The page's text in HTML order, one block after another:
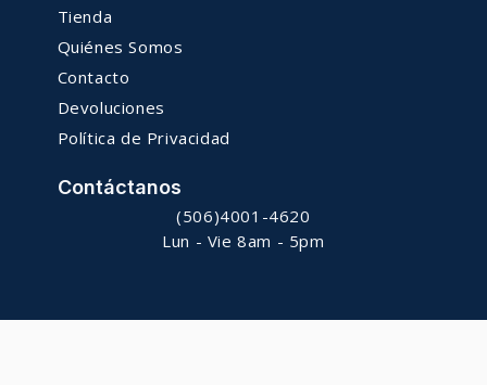
Tienda
Quiénes Somos
Contacto
Devoluciones
Política de Privacidad
Contáctanos
(506)4001-4620
Lun - Vie 8am - 5pm